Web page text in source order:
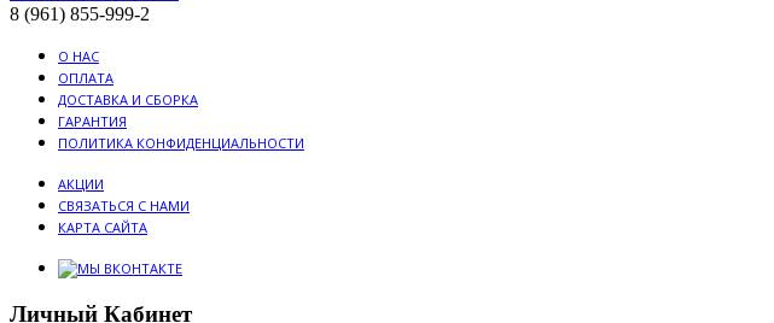
8 (961) 855-999-2
О НАС
ОПЛАТА
ДОСТАВКА И СБОРКА
ГАРАНТИЯ
ПОЛИТИКА КОНФИДЕНЦИАЛЬНОСТИ
АКЦИИ
СВЯЗАТЬСЯ С НАМИ
КАРТА САЙТА
Личный Кабинет